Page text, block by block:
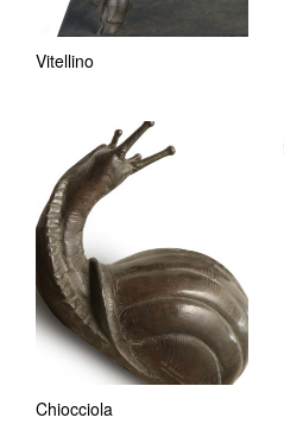
Vitellino
Chiocciola